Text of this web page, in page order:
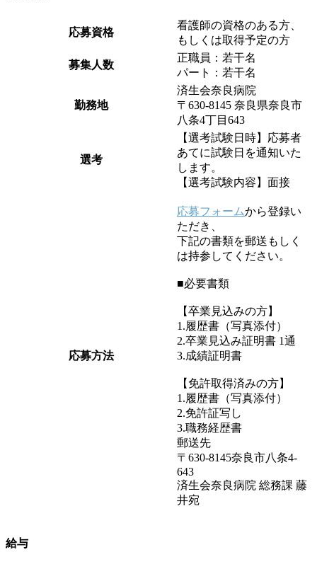
応募資格
看護師の資格のある方、
もしくは取得予定の方
募集人数
正職員：若干名
パート：若干名
勤務地
済生会奈良病院
〒630-8145 奈良県奈良市
八条4丁目643
選考
【選考試験日時】応募者
あてに試験日を通知いた
します。
【選考試験内容】面接
応募方法
応募フォームから登録い
ただき、
下記の書類を郵送もしく
は持参してください。
■必要書類
【卒業見込みの方】
1.履歴書（写真添付）
2.卒業見込み証明書 1通
3.成績証明書
【免許取得済みの方】
1.履歴書（写真添付）
2.免許証写し
3.職務経歴書
郵送先
〒630-8145奈良市八条4-
643
済生会奈良病院 総務課 藤
井宛
給与